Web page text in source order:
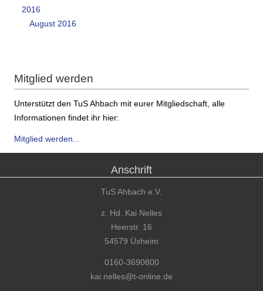
2016
August 2016
Mitglied werden
Unterstützt den TuS Ahbach mit eurer Mitgliedschaft, alle
Informationen findet ihr hier:
Mitglied werden...
Anschrift
TuS Ahbach e.V.
z. Hd. Kai Nelles
Heerstr. 16
54579 Üxheim
0160-3690800
kai.nelles@t-online.de